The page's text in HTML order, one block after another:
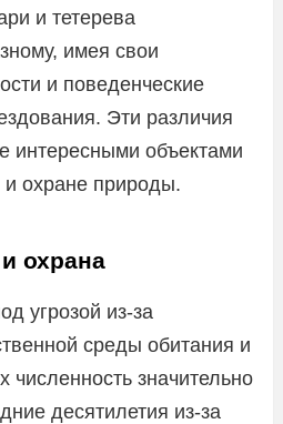
и тетерева
имея свои
и поведенческие
Эти различия
интересными объектами
и охране природы.
охрана
угрозой из-за
среды обитания и
численность значительно
десятилетия из-за